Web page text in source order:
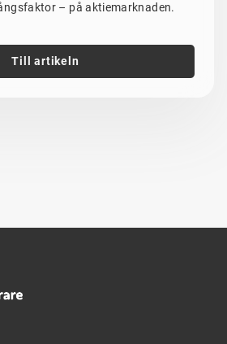
– på aktiemarknaden.
Till artikeln